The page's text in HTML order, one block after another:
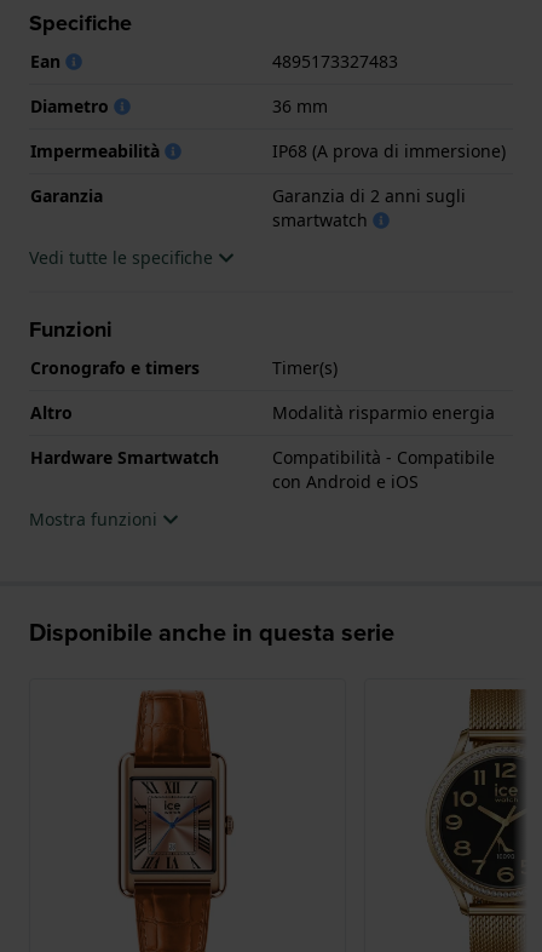
Specifiche
Ean
4895173327483
Diametro
36 mm
Impermeabilità
IP68 (A prova di immersione)
Garanzia
Garanzia di 2 anni sugli
smartwatch
Vedi tutte le specifiche
Funzioni
Cronografo e timers
Timer(s)
Altro
Modalità risparmio energia
Hardware Smartwatch
Compatibilità - Compatibile
con Android e iOS
Mostra funzioni
Disponibile anche in questa serie